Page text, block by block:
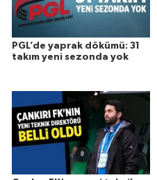
PGL’de yaprak dökümü: 31
takım yeni sezonda yok